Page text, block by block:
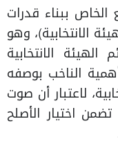
الخاص ببناء قدرات
الانتخابية)، وهو
الانتخابية
الناخب بوصفه
لاعتبار أن صوت
اختيار الأصلح